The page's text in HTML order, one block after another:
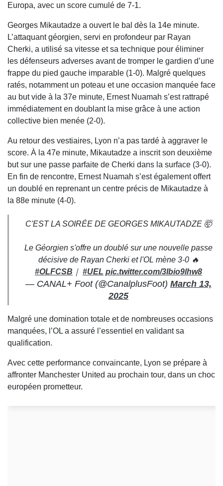
Europa, avec un score cumulé de 7-1.
Georges Mikautadze a ouvert le bal dès la 14e minute.
L’attaquant géorgien, servi en profondeur par Rayan
Cherki, a utilisé sa vitesse et sa technique pour éliminer
les défenseurs adverses avant de tromper le gardien d’une
frappe du pied gauche imparable (1-0). Malgré quelques
ratés, notamment un poteau et une occasion manquée face
au but vide à la 37e minute, Ernest Nuamah s’est rattrapé
immédiatement en doublant la mise grâce à une action
collective bien menée (2-0).
Au retour des vestiaires, Lyon n’a pas tardé à aggraver le
score. À la 47e minute, Mikautadze a inscrit son deuxième
but sur une passe parfaite de Cherki dans la surface (3-0).
En fin de rencontre, Ernest Nuamah s’est également offert
un doublé en reprenant un centre précis de Mikautadze à
la 88e minute (4-0).
C'EST LA SOIRÉE DE GEORGES MIKAUTADZE 🤯
Le Géorgien s'offre un doublé sur une nouvelle passe
décisive de Rayan Cherki et l'OL mène 3-0 🔥
#OLFCSB ｜ #UEL pic.twitter.com/3Ibio9lhw8
— CANAL+ Foot (@CanalplusFoot) March 13,
2025
Malgré une domination totale et de nombreuses occasions
manquées, l’OL a assuré l’essentiel en validant sa
qualification.
Avec cette performance convaincante, Lyon se prépare à
affronter Manchester United au prochain tour, dans un choc
européen prometteur.